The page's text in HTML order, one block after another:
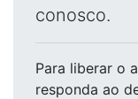
conosco.
Para liberar o
responda ao